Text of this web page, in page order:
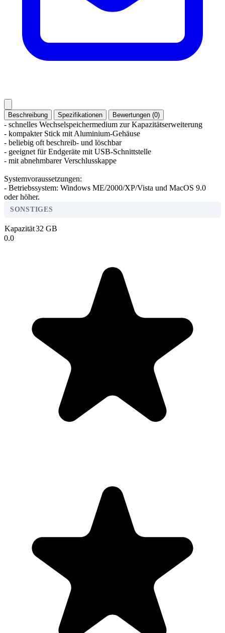
Beschreibung Spezifikationen Bewertungen (0)
- schnelles Wechselspeichermedium zur Kapazitätserweiterung
- kompakter Stick mit Aluminium-Gehäuse
- beliebig oft beschreib- und löschbar
- geeignet für Endgeräte mit USB-Schnittstelle
- mit abnehmbarer Verschlusskappe
Systemvoraussetzungen:
- Betriebssystem: Windows ME/2000/XP/Vista und MacOS 9.0
oder höher.
SONSTIGES
Kapazität32 GB
0.0